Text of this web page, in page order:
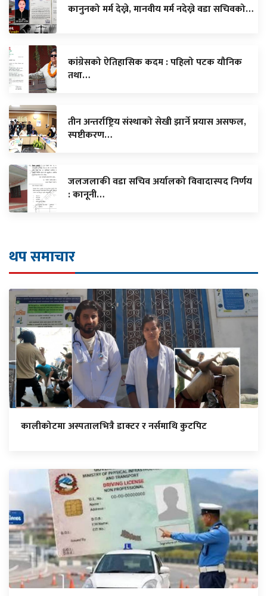
कानुनको मर्म देख्ने, मानवीय मर्म नदेख्ने वडा सचिवको…
कांग्रेसको ऐतिहासिक कदम : पहिलो पटक यौनिक
तथा…
तीन अन्तर्राष्ट्रिय संस्थाको सेखी झार्ने प्रयास असफल,
स्पष्टीकरण…
जलजलाकी वडा सचिव अर्यालको विवादास्पद निर्णय
: कानूनी…
थप समाचार
कालीकोटमा अस्पतालभित्रै डाक्टर र नर्समाथि कुटपिट